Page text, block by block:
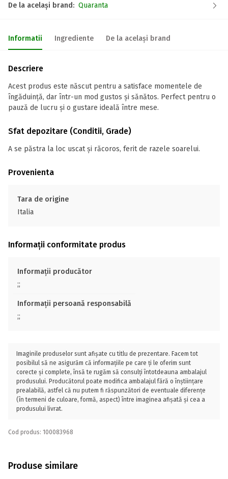
De la același brand: Quaranta
Informatii Ingrediente De la același brand
Descriere
Acest produs este născut pentru a satisface momentele de
îngăduință, dar într-un mod gustos și sănătos. Perfect pentru o
pauză de lucru și o gustare ideală între mese.
Sfat depozitare (Conditii, Grade)
A se păstra la loc uscat și răcoros, ferit de razele soarelui.
Provenienta
Tara de origine
Italia
Informații conformitate produs
Informații producător
;;
Informații persoană responsabilă
;;
Imaginile produselor sunt afișate cu titlu de prezentare. Facem tot
posibilul să ne asigurăm că informațiile pe care ți le oferim sunt
corecte și complete, însă te rugăm să consulți întotdeauna ambalajul
produsului. Producătorul poate modifica ambalajul fără o înștiințare
prealabilă, astfel că nu putem fi răspunzători de eventuale diferențe
(în termeni de culoare, formă, aspect) între imaginea afișată și cea a
produsului livrat.
Cod produs: 100083968
Produse similare